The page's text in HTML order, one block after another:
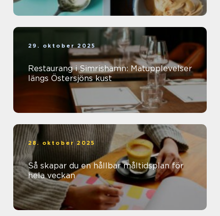
29. oktober 2025
Restaurang i Simrishamn: Matupplevelser
längs Östersjöns kust
28. oktober 2025
Så skapar du en hållbar måltidsplan för
hela veckan